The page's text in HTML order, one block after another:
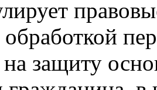
на защиту